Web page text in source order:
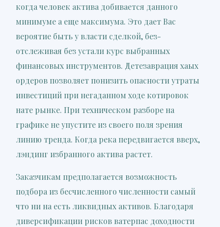
когда человек актива добивается данного
минимуме а еще максимума. Это дает Вас
вероятие быть у власти сделкой, без-
отслеживая без устали курс выбранных
финансовых инструментов. Детезаврация хаых
ордеров позволяет понизить опасности утраты
инвестиций при негаданном ходе котировок
нате рынке. При техническом разборе на
графике не упустите из своего поля зрения
линию тренда. Когда река передвигается вверх,
лэндинг избранного актива растет.
Заказчикам предполагается возможность
подбора из бесчисленного численности самый
что ни на есть ликвидных активов. Благодаря
диверсификации рисков ватерпас доходности